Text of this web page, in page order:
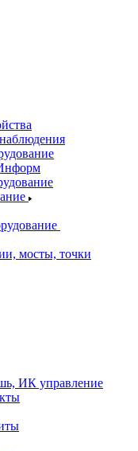
мосты, точки
ИК управление